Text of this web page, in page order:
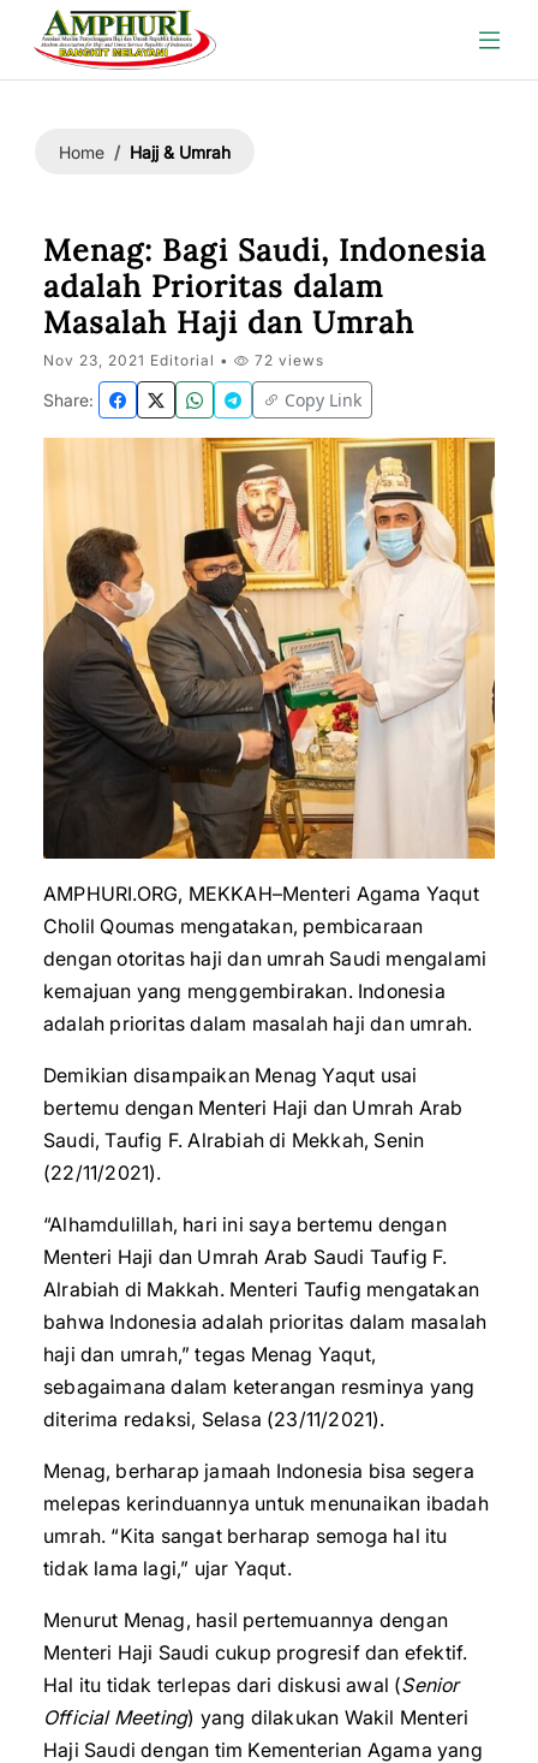
Home Hajj & Umrah
Menag: Bagi Saudi, Indonesia
adalah Prioritas dalam
Masalah Haji dan Umrah
Nov 23, 2021 Editorial • 72 views
Share: Copy Link
AMPHURI.ORG, MEKKAH–Menteri Agama Yaqut
Cholil Qoumas mengatakan, pembicaraan
dengan otoritas haji dan umrah Saudi mengalami
kemajuan yang menggembirakan. Indonesia
adalah prioritas dalam masalah haji dan umrah.
Demikian disampaikan Menag Yaqut usai
bertemu dengan Menteri Haji dan Umrah Arab
Saudi, Taufig F. Alrabiah di Mekkah, Senin
(22/11/2021).
“Alhamdulillah, hari ini saya bertemu dengan
Menteri Haji dan Umrah Arab Saudi Taufig F.
Alrabiah di Makkah. Menteri Taufig mengatakan
bahwa Indonesia adalah prioritas dalam masalah
haji dan umrah,” tegas Menag Yaqut,
sebagaimana dalam keterangan resminya yang
diterima redaksi, Selasa (23/11/2021).
Menag, berharap jamaah Indonesia bisa segera
melepas kerinduannya untuk menunaikan ibadah
umrah. “Kita sangat berharap semoga hal itu
tidak lama lagi,” ujar Yaqut.
Menurut Menag, hasil pertemuannya dengan
Menteri Haji Saudi cukup progresif dan efektif.
Hal itu tidak terlepas dari diskusi awal (Senior
Official Meeting) yang dilakukan Wakil Menteri
Haji Saudi dengan tim Kementerian Agama yang